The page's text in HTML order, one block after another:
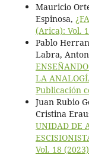
Mauricio
Espinosa,
(Arica): Vol.
Pablo
Labra,
LA
Publicación
Juan Rubio
Cristina
UNIDAD DE
Vol. 18